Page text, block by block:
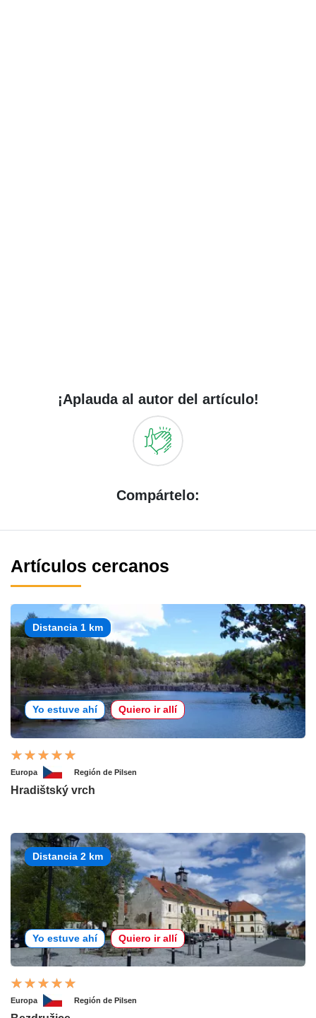
¡Aplauda al autor del artículo!
Compártelo:
Artículos cercanos
Distancia 1 km
Yo estuve ahí Quiero ir allí
Europa Región de Pilsen
Hradištský vrch
Distancia 2 km
Yo estuve ahí Quiero ir allí
Europa Región de Pilsen